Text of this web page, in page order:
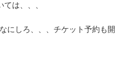
は、、、
にしろ、、、チケット予約も開